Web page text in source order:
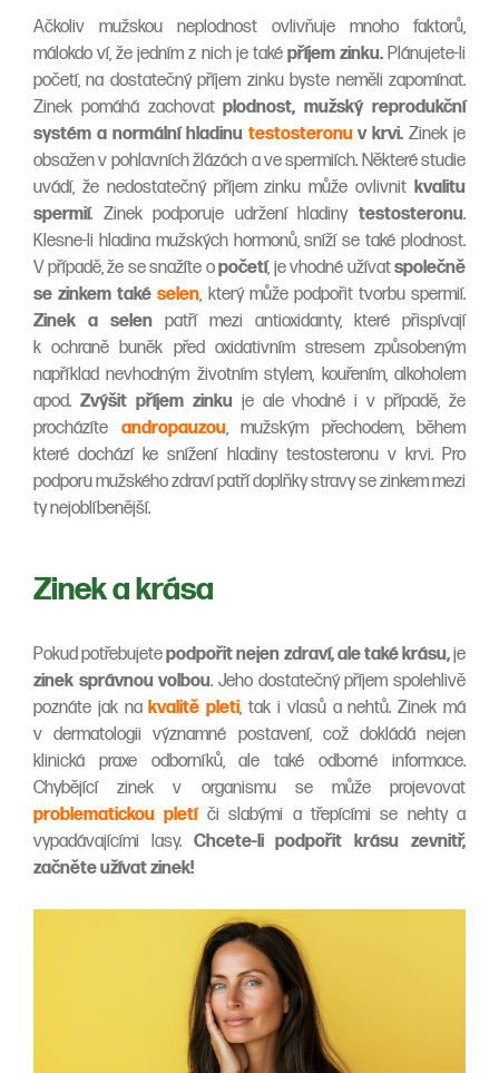
Ačkoliv mužskou neplodnost ovlivňuje mnoho faktorů,
málokdo ví, že jedním z nich je také příjem zinku.Plánujete-li
početí, na dostatečný příjem zinku byste neměli zapomínat.
Zinek pomáhá zachovatplodnost, mužský reprodukční
systém a normální hladinu testosteronuv krvi.Zinek je
obsažen v pohlavních žlázách a ve spermiích. Některé studie
uvádí, že nedostatečný příjem zinku může ovlivnit kvalitu
spermií. Zinek podporuje udržení hladiny testosteronu.
Klesne-li hladina mužských hormonů, sníží se také plodnost.
V případě, že se snažíte opočetí, je vhodné užívatspolečně
se zinkem takéselen, který může podpořit tvorbu spermií.
Zinek a selen patří mezi antioxidanty, které přispívají
k ochraně buněk před oxidativním stresem způsobeným
například nevhodným životním stylem, kouřením, alkoholem
apod. Zvýšit příjem zinku je ale vhodné i v případě, že
procházíte andropauzou, mužským přechodem, během
které dochází ke snížení hladiny testosteronu v krvi. Pro
podporu mužského zdraví patří doplňky stravy se zinkem mezi
ty nejoblíbenější.
Zinek a krása
Pokud potřebujetepodpořit nejen zdraví, ale také krásu,je
zinek správnou volbou. Jeho dostatečný příjem spolehlivě
poznáte jak nakvalitě pleti, tak i vlasů a nehtů. Zinek má
v dermatologii významné postavení, což dokládá nejen
klinická praxe odborníků, ale také odborné informace.
Chybějící zinek v organismu se může projevovat
problematickou pletíči slabými a třepícími se nehty a
vypadávajícími lasy. Chcete-li podpořit krásu zevnitř,
začněte užívat zinek!